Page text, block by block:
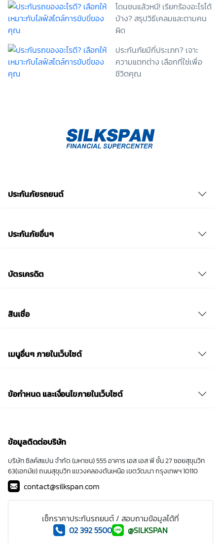
ในกรณีมีข้อจำกัดสิทธิตามกฎหมายหรือยังมีสัญญา
ระหว่างข้าพเจ้ากับสถาบันที่ให้ประโยชน์แก่ข้าพเจ้าอยู่
กรณีที่ข้าพเจ้าประสงค์จะไม่ให้ความยินยอม ข้าพเจ้าเข้าใจ
(เช่น ข้าพเจ้าอาจได้รับความสะดวกในการใช้บริการน้อย
ลง หรือข้าพเจ้าไม่สามารถเข้าถึงฟังก์ชันการใช้งานบาง
อย่างได้ เป็นต้น) และข้าพเจ้าทราบว่าการถอนความ
ยินยอมดังกล่าว ไม่มีผลกระทบต่อการประมวลผลข้อมูล
ประกันเท่านั้น เช็คราคา
โดนชนแล้วหนี! เรียกร้องอะไรได้
บ้าง? สรุปวิธีเคลมและตามคน
ผิด
ประกันภัยมีกี่ประเภท? เจาะ
ความแตกต่าง เลือกที่ใช่เพื่อ
ชีวิตคุณ
ประกันภัยรถยนต์
ประกันภัยอื่นๆ
บัตรเครดิต
สินเชื่อ
เมนูอื่นๆ ภายในเว็บไซต์
ข้อกำหนด และเงื่อนไขภายในเว็บไซต์
ข้อมูลติดต่อบริษัท
บริษัท ซิลค์สแปน จำกัด (มหาชน) 555 อาคาร เอส เอส พี ชั้น 27 ซอยสุขุมวิท
63(เอกมัย) ถนนสุขุมวิท แขวงคลองตันเหนือ เขตวัฒนา กรุงเทพฯ 10110
contact@silkspan.com
เช็กราคาประกันรถยนต์ / สอบถามข้อมูลได้ที่
02 392 5500
@SILKSPAN